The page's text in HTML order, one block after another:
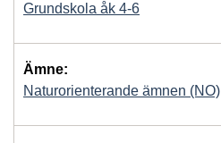
Grundskola åk 4-6
Ämne:
Naturorienterande ämnen (NO)